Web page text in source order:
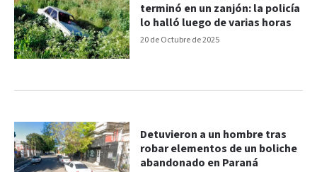
20 de Octubre de 2025
terminó en un zanjón: la policía
lo halló luego de varias horas
Detuvieron a un hombre tras
robar elementos de un boliche
abandonado en Paraná